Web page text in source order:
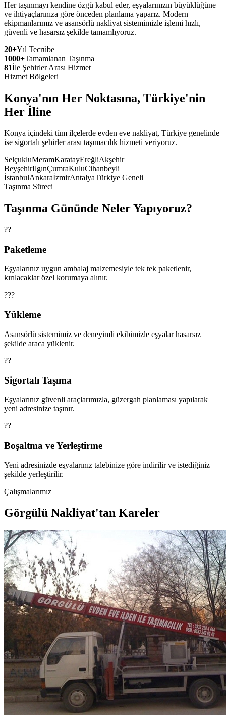
Her taşınmayı kendine özgü kabul eder, eşyalarınızın büyüklüğüne
ve ihtiyaçlarınıza göre önceden planlama yaparız. Modern
ekipmanlarımız ve asansörlü nakliyat sistemimizle işlemi hızlı,
güvenli ve hasarsız şekilde tamamlıyoruz.
20+Yıl Tecrübe
1000+Tamamlanan Taşınma
81İle Şehirler Arası Hizmet
Hizmet Bölgeleri
Konya'nın Her Noktasına, Türkiye'nin
Her İline
Konya içindeki tüm ilçelerde evden eve nakliyat, Türkiye genelinde
ise sigortalı şehirler arası taşımacılık hizmeti veriyoruz.
SelçukluMeramKaratayEreğliAkşehir
BeyşehirIlgınÇumraKuluCihanbeyli
İstanbulAnkaraİzmirAntalyaTürkiye Geneli
Taşınma Süreci
Taşınma Gününde Neler Yapıyoruz?
??
Paketleme
Eşyalarınız uygun ambalaj malzemesiyle tek tek paketlenir,
kırılacaklar özel korumaya alınır.
???
Yükleme
Asansörlü sistemimiz ve deneyimli ekibimizle eşyalar hasarsız
şekilde araca yüklenir.
??
Sigortalı Taşıma
Eşyalarınız güvenli araçlarımızla, güzergah planlaması yapılarak
yeni adresinize taşınır.
??
Boşaltma ve Yerleştirme
Yeni adresinizde eşyalarınız talebinize göre indirilir ve istediğiniz
şekilde yerleştirilir.
Çalışmalarımız
Görgülü Nakliyat'tan Kareler